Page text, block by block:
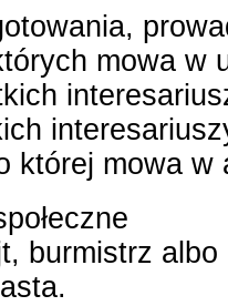
mowa w
której mowa
burmistrz albo